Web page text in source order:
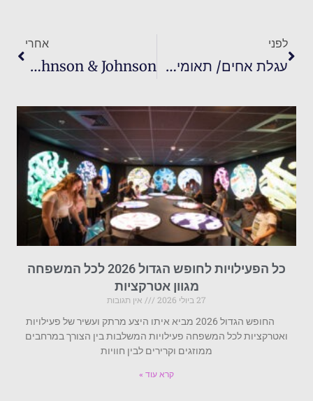
לפני
עגלת אחים/ תאומים מודולארית עם ה- YOYO Connect.
אחרי
Johnson & Johnson יוצא בשיתוף פעולה עם המחזמר "רפונזל" לחנוכה בכיכובם של נעמה סופר על,
כל הפעילויות לחופש הגדול 2026 לכל המשפחה
מגוון אטרקציות
27 ביולי 2026
אין תגובות
החופש הגדול 2026 מביא איתו היצע מרתק ועשיר של פעילויות
ואטרקציות לכל המשפחה פעילויות המשלבות בין הצורך במרחבים
ממוזגים וקרירים לבין חוויות
קרא עוד »